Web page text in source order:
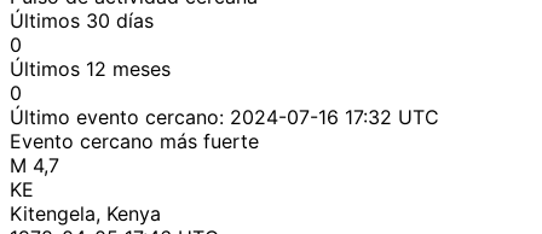
Últimos 30 días
0
Últimos 12 meses
0
Último evento cercano: 2024-07-16 17:32 UTC
Evento cercano más fuerte
M 4,7
KE
Kitengela, Kenya